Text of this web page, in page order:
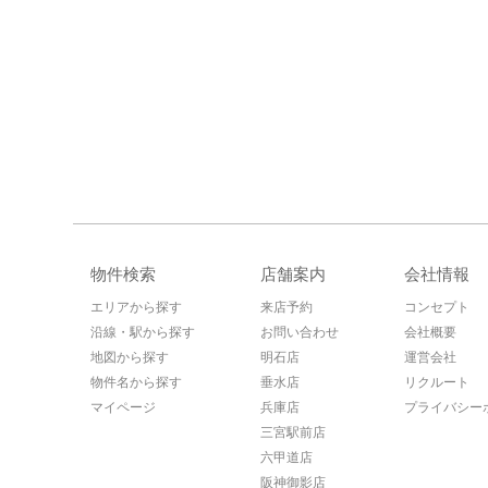
物件検索
エリアから探す
沿線・駅から探す
地図から探す
物件名から探す
マイページ
店舗案内
来店予約
お問い合わせ
明石店
垂水店
兵庫店
三宮駅前店
六甲道店
阪神御影店
会社情報
コンセプト
会社概要
運営会社
リクルート
プライバシー